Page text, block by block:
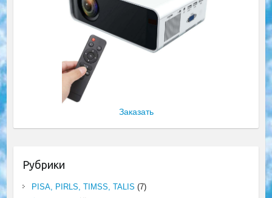
Заказать
Рубрики
PISA, PIRLS, TIMSS, TALIS (7)